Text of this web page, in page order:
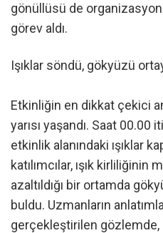
gönüllüsü de
görev aldı.
Işıklar söndü, gökyüzü
Etkinliğin en dikkat çekici
yarısı yaşandı. Saat 00.00
etkinlik alanındaki ışıklar
katılımcılar, ışık
azaltıldığı bir ortamda
buldu. Uzmanların
gerçekleştirilen gözlemde,